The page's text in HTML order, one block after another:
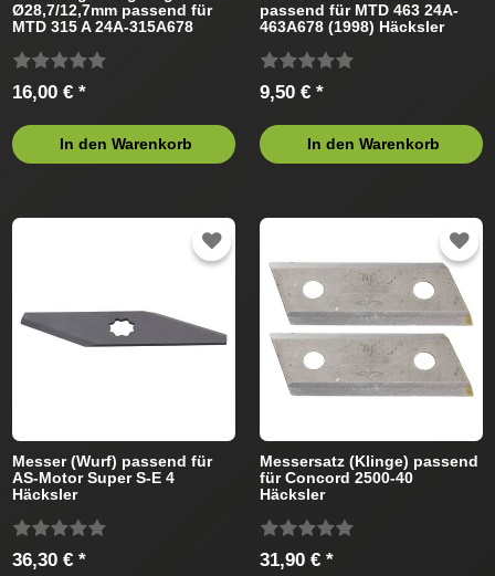
Ø28,7/12,7mm passend für
MTD 315 A 24A-315A678
16,00 € *
In den Warenkorb
passend für MTD 463 24A-
463A678 (1998) Häcksler
9,50 € *
In den Warenkorb
Messer (Wurf) passend für
AS-Motor Super S-E 4
Häcksler
36,30 € *
Messersatz (Klinge) passend
für Concord 2500-40
Häcksler
31,90 € *